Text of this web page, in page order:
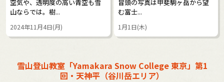
空気や、透明度の高い青空も雪
山ならでは。樹...
2024年11月4日(月)
冒頭の写真は甲斐駒ヶ岳から望
む富士...
1月1日(木)
雪山登山教室「Yamakara Snow College 東京」第1
回・天神平（谷川岳エリア）